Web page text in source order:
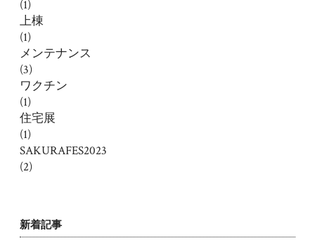
(1)
上棟
(1)
メンテナンス
(3)
ワクチン
(1)
住宅展
(1)
SAKURAFES2023
(2)
新着記事